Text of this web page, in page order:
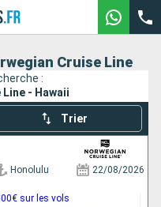
Cruise Line
:
- Hawaii
Trier
Honolulu 22/08/2026
sur les vols